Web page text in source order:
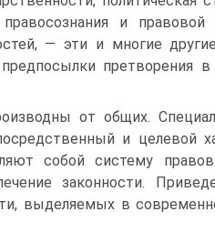
и
— эти и многие
претворения
от общих.
и целевой
собой систему
законности.
выделяемых в